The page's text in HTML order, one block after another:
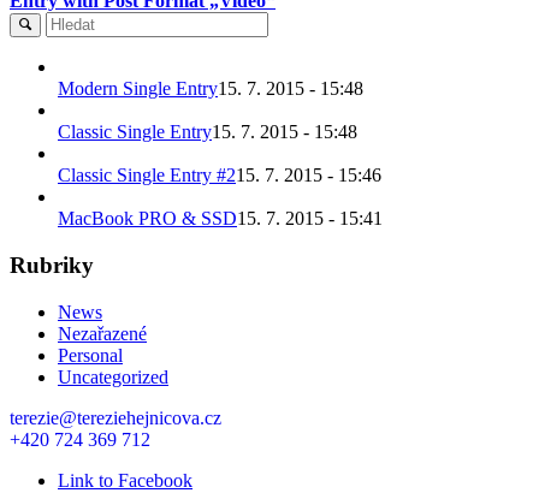
Modern Single Entry15. 7. 2015 - 15:48
Classic Single Entry15. 7. 2015 - 15:48
Classic Single Entry #215. 7. 2015 - 15:46
MacBook PRO & SSD15. 7. 2015 - 15:41
Rubriky
News
Nezařazené
Personal
Uncategorized
terezie@tereziehejnicova.cz
+420 724 369 712
Link to Facebook